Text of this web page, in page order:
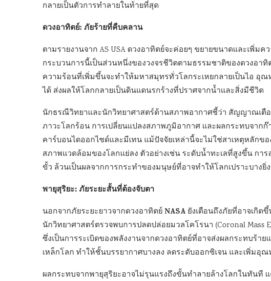
กลายเป็นตัวการทำลายในท้ายที่สุด
ดวงอาทิตย์: ภัยร้ายที่คืบคลาน
ตามรายงานจาก AS USA ดวงอาทิตย์จะค่อยๆ ขยายขนาดและเพิ่ม
กระบวนการนี้เป็นส่วนหนึ่งของวงจรชีวิตตามธรรมชาติของดวงอาทิ
ความร้อนที่เพิ่มขึ้นจะทำให้มหาสมุทรทั่วโลกระเหยกลายเป็นไอ อุ
ได้ ส่งผลให้โลกกลายเป็นดินแดนรกร้างที่ปราศจากน้ำและสิ่งมีชีวิต
นักธรณีวิทยาและนักวิทยาศาสตร์ด้านสภาพอากาศชี้ว่า สัญญาณเตือ
ภาวะโลกร้อน การเปลี่ยนแปลงสภาพภูมิอากาศ และผลกระทบจาก
คาร์บอนไดออกไซด์และมีเทน แม้ปัจจัยเหล่านี้จะไม่ใช่สาเหตุหลักข
สภาพแวดล้อมของโลกแย่ลง ตัวอย่างเช่น ระดับน้ำทะเลที่สูงขึ้น ก
ขั้ว ล้วนเป็นผลจากการกระทำของมนุษย์ที่อาจทำให้โลกเปราะบางยิ่
พายุสุริยะ: ภัยระยะสั้นที่ต้องจับตา
นอกจากภัยระยะยาวจากดวงอาทิตย์ NASA ยังเตือนถึงภัยที่อาจเกิด
นักวิทยาศาสตร์ตรวจพบการปลดปล่อยมวลโคโรนา (Coronal Mass
ซึ่งเป็นการระเบิดของพลังงานจากดวงอาทิตย์ที่อาจส่งผลกระทบร้า
เหล็กโลก ทำให้ชั้นบรรยากาศบางลง ลดระดับออกซิเจน และเพิ่มอุ
ผลกระทบจากพายุสุริยะอาจไม่รุนแรงถึงขั้นทำลายล้างโลกในทันที